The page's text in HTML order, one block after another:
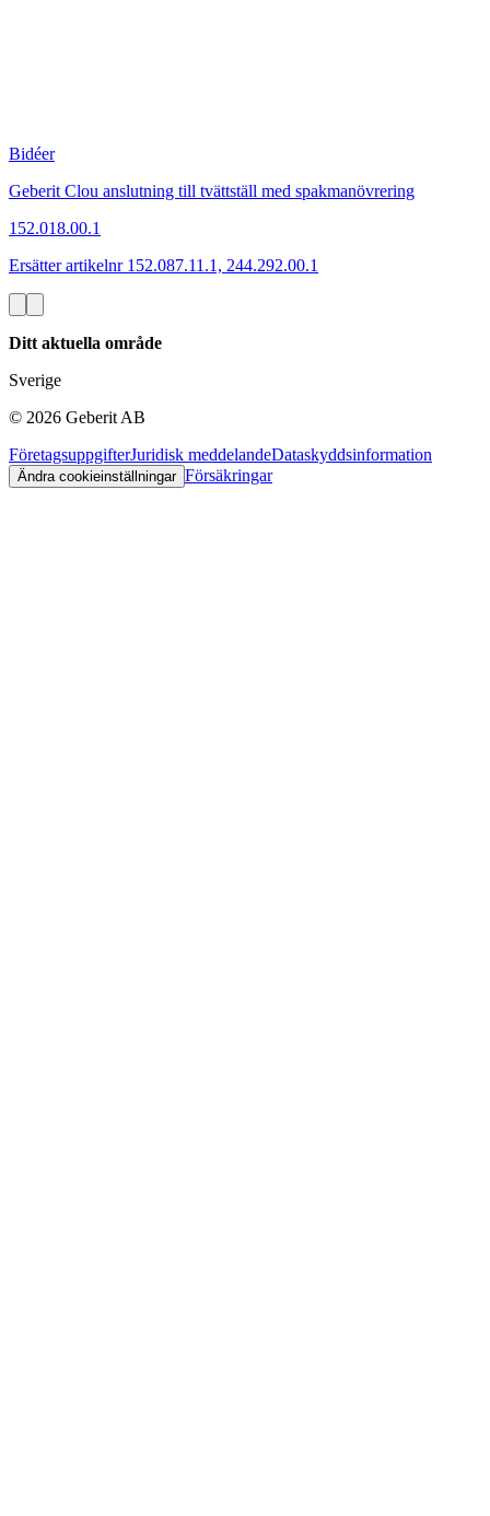
Bidéer
Geberit Clou anslutning till tvättställ med spakmanövrering
152.018.00.1
Ersätter artikelnr 152.087.11.1, 244.292.00.1
Ditt aktuella område
Sverige
© 2026 Geberit AB
FöretagsuppgifterJuridisk meddelandeDataskyddsinformation
Ändra cookieinställningar Försäkringar